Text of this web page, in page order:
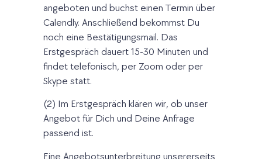
angeboten und buchst einen Termin über
Calendly. Anschließend bekommst Du
noch eine Bestätigungsmail. Das
Erstgespräch dauert 15-30 Minuten und
findet telefonisch, per Zoom oder per
Skype statt.
(2) Im Erstgespräch klären wir, ob unser
Angebot für Dich und Deine Anfrage
passend ist.
Eine Angebotsunterbreitung unsererseits